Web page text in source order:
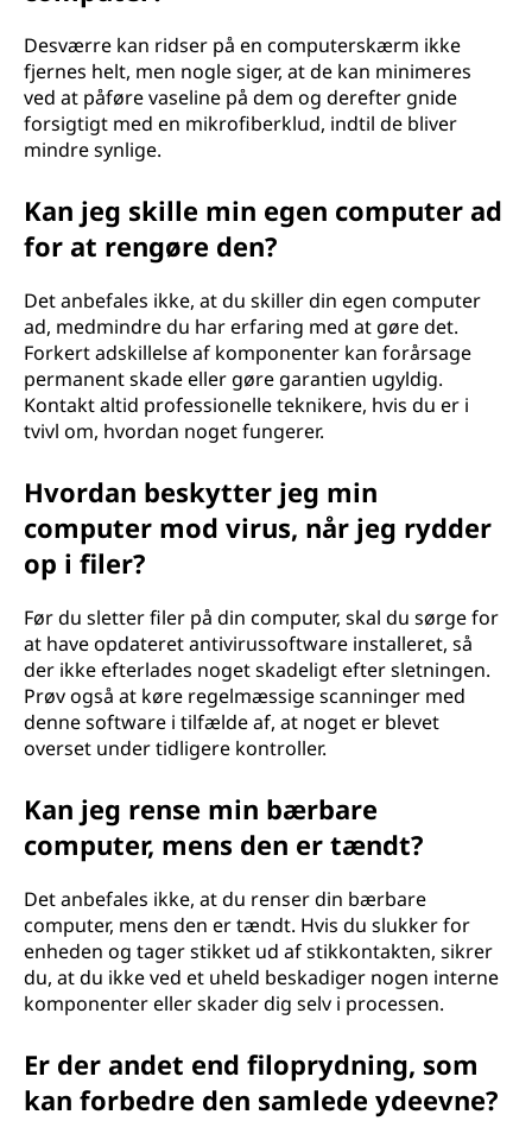
Desværre kan ridser på en computerskærm ikke
fjernes helt, men nogle siger, at de kan minimeres
ved at påføre vaseline på dem og derefter gnide
forsigtigt med en mikrofiberklud, indtil de bliver
mindre synlige.
Kan jeg skille min egen computer ad
for at rengøre den?
Det anbefales ikke, at du skiller din egen computer
ad, medmindre du har erfaring med at gøre det.
Forkert adskillelse af komponenter kan forårsage
permanent skade eller gøre garantien ugyldig.
Kontakt altid professionelle teknikere, hvis du er i
tvivl om, hvordan noget fungerer.
Hvordan beskytter jeg min
computer mod virus, når jeg rydder
op i filer?
Før du sletter filer på din computer, skal du sørge for
at have opdateret antivirussoftware installeret, så
der ikke efterlades noget skadeligt efter sletningen.
Prøv også at køre regelmæssige scanninger med
denne software i tilfælde af, at noget er blevet
overset under tidligere kontroller.
Kan jeg rense min bærbare
computer, mens den er tændt?
Det anbefales ikke, at du renser din bærbare
computer, mens den er tændt. Hvis du slukker for
enheden og tager stikket ud af stikkontakten, sikrer
du, at du ikke ved et uheld beskadiger nogen interne
komponenter eller skader dig selv i processen.
Er der andet end filoprydning, som
kan forbedre den samlede ydeevne?